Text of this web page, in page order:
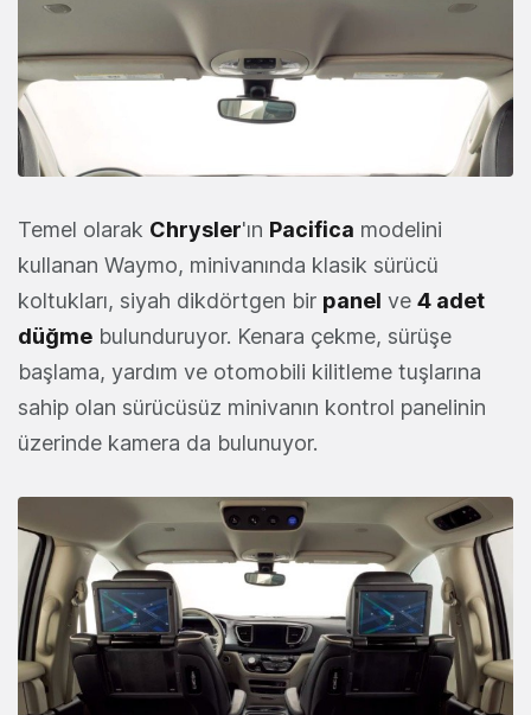
Temel olarak Chrysler'ın Pacifica modelini
kullanan Waymo, minivanında klasik sürücü
koltukları, siyah dikdörtgen bir panel ve 4 adet
düğme bulunduruyor. Kenara çekme, sürüşe
başlama, yardım ve otomobili kilitleme tuşlarına
sahip olan sürücüsüz minivanın kontrol panelinin
üzerinde kamera da bulunuyor.